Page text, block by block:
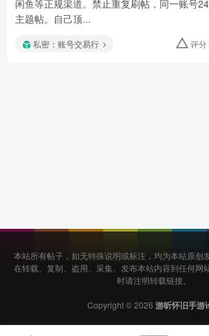
闲鱼等正规渠道。禁止重复刷帖，同一账号
主题帖。自己顶...
私密：账号交易行 评分
本站所有帖子，如无特殊说明或标注，均为本站原创
在转载、复制、盗用、采集、发布本站内容到任何网
时请注明转载链接。
Copyright © 2026 游昕怀旧手游